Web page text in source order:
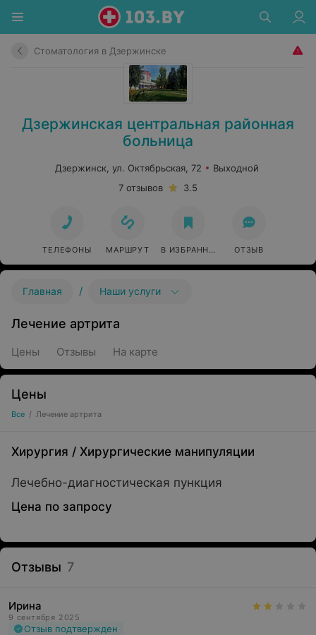
Стоматология в Дзержинске
Дзержинская центральная районная
больница
Дзержинск, ул. Октябрьская, 72
Выходной
7 отзывов
3.5
ТЕЛЕФОНЫ МАРШРУТ В ИЗБРАННОЕ ОТЗЫВ
Главная / Наши услуги
Лечение артрита
Цены Отзывы На карте
Цены
Все / Лечение артрита
Хирургия / Хирургические манипуляции
Лечебно-диагностическая пункция
Цена по запросу
Отзывы 7
Ирина
9 сентября 2025
Отзыв подтвержден